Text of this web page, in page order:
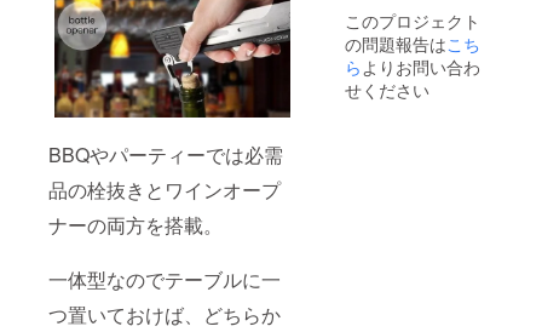
BBQやパーティーでは必需
品の栓抜きとワインオープ
ナーの両方を搭載。
一体型なのでテーブルに一
つ置いておけば、どちらか
このプロジェクト
の問題報告はこち
ら よりお問い合わ
せください